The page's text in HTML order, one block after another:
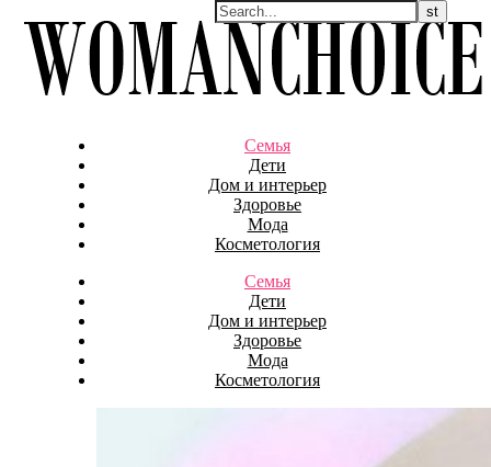
Семья
Дети
Дом и интерьер
Здоровье
Мода
Косметология
Семья
Дети
Дом и интерьер
Здоровье
Мода
Косметология